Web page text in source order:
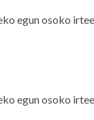
egun osoko
egun osoko